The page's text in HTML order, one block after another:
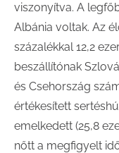
viszonyítva. A
Albánia voltak. Az
százalékkal 12,2
beszállítónak
és Csehország
értékesített
emelkedett (25,8
nőtt a megfigyelt